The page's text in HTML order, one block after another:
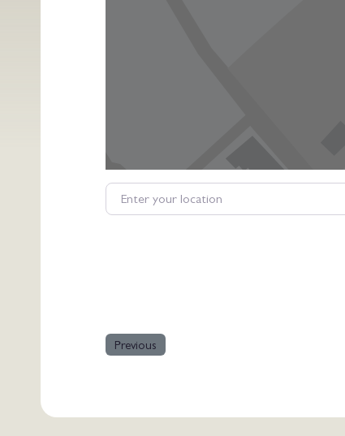
Enter your location
Previous